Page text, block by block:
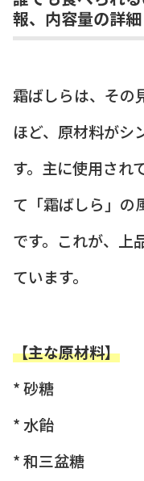
報、内容量の詳細
霜ばしらは、その
ほど、原材料がシ
す。主に使用され
て「霜ばしら」の
です。これが、上
ています。
【主な原材料】
* 砂糖
* 水飴
* 和三盆糖